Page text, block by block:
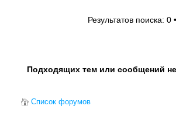
Результатов поиска: 0
Подходящих тем или сообщений
Список форумов